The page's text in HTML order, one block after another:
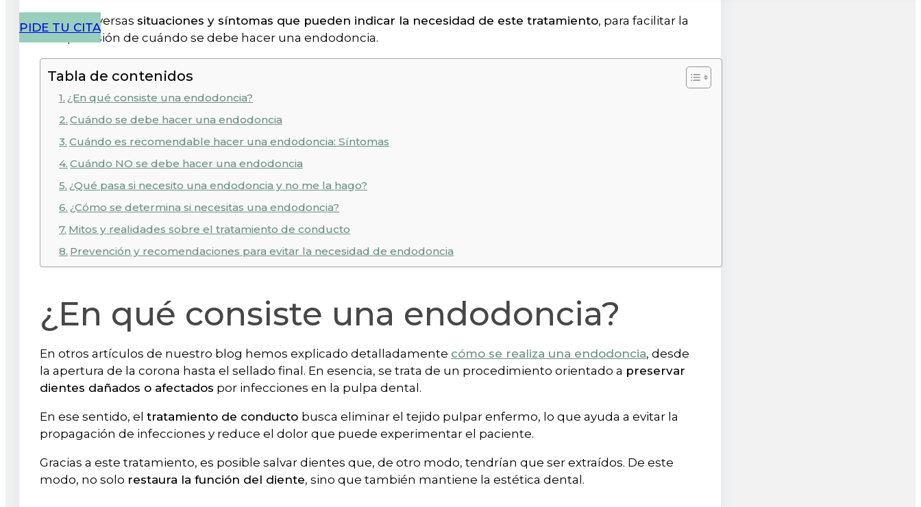
PIDE TU CITA
Existen diversas situaciones y síntomas que pueden indicar la necesidad de este tratamiento, para facilitar la
comprensión de cuándo se debe hacer una endodoncia.
Tabla de contenidos
¿En qué consiste una endodoncia?
Cuándo se debe hacer una endodoncia
Cuándo es recomendable hacer una endodoncia: Síntomas
Cuándo NO se debe hacer una endodoncia
¿Qué pasa si necesito una endodoncia y no me la hago?
¿Cómo se determina si necesitas una endodoncia?
Mitos y realidades sobre el tratamiento de conducto
Prevención y recomendaciones para evitar la necesidad de endodoncia
¿En qué consiste una endodoncia?
En otros artículos de nuestro blog hemos explicado detalladamente cómo se realiza una endodoncia, desde
la apertura de la corona hasta el sellado final. En esencia, se trata de un procedimiento orientado a preservar
dientes dañados o afectados por infecciones en la pulpa dental.
En ese sentido, el tratamiento de conducto busca eliminar el tejido pulpar enfermo, lo que ayuda a evitar la
propagación de infecciones y reduce el dolor que puede experimentar el paciente.
Gracias a este tratamiento, es posible salvar dientes que, de otro modo, tendrían que ser extraídos. De este
modo, no solo restaura la función del diente, sino que también mantiene la estética dental.